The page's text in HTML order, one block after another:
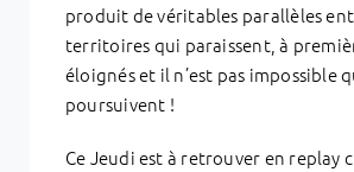
produit de véritables parallèles
territoires qui paraissent, à
éloignés et il n’est pas impossible
poursuivent !
Ce Jeudi est à retrouver en replay